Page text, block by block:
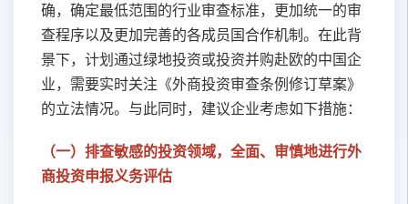
确，确定最低范围的行业审查标准，更加统一的审
查程序以及更加完善的各成员国合作机制。在此背
景下，计划通过绿地投资或投资并购赴欧的中国企
业，需要实时关注《外商投资审查条例修订草案》
的立法情况。与此同时，建议企业考虑如下措施：
（一）排查敏感的投资领域，全面、审慎地进行外
商投资申报义务评估